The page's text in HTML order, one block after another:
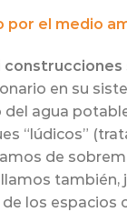
por el medio
construcciones
en su
del agua
“lúdicos”
de
los espacios